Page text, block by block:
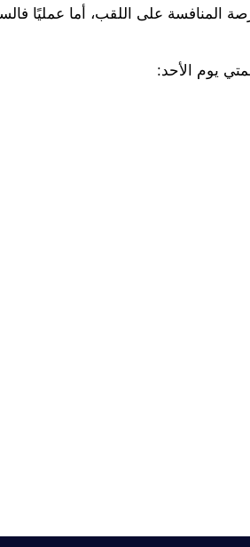
المنافسة على اللقب، أما عمليًا
يوم الأحد: